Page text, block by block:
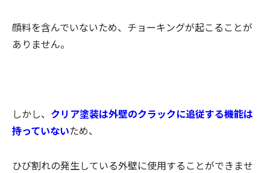
顔料を含んでいないため、チョーキングが起こることが
ありません。
しかし、 クリア塗装は外壁のクラックに追従する機能は
持っていないため、
ひび割れの発生している外壁に使用することができませ